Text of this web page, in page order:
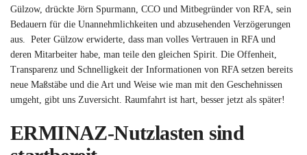
Gülzow, drückte Jörn Spurmann, CCO und Mitbegründer von RFA, sein
Bedauern für die Unannehmlichkeiten und abzusehenden Verzögerungen
aus. Peter Gülzow erwiderte, dass man volles Vertrauen in RFA und
deren Mitarbeiter habe, man teile den gleichen Spirit. Die Offenheit,
Transparenz und Schnelligkeit der Informationen von RFA setzen bereits
neue Maßstäbe und die Art und Weise wie man mit den Geschehnissen
umgeht, gibt uns Zuversicht. Raumfahrt ist hart, besser jetzt als später!
ERMINAZ-Nutzlasten sind